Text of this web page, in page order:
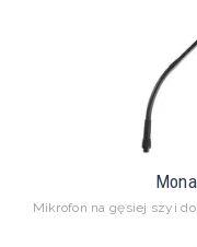
Mikrofon na gęsiej szyi